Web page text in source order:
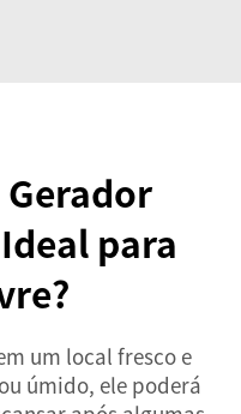
para
um local fresco e
úmido, ele poderá